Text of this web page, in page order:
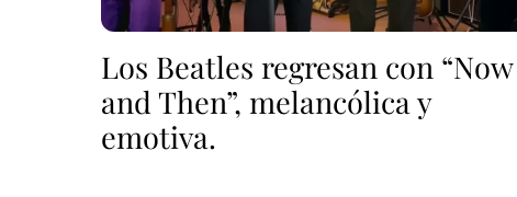
Los Beatles regresan con “Now
and Then”, melancólica y
emotiva.